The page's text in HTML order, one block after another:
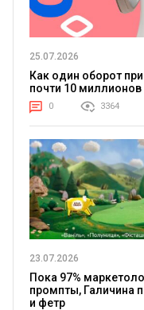
25.07.2026
Как один оборот
почти 10
0 3364
23.07.2026
Пока 97%
промпты, Галичина
и фетр